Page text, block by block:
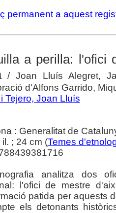
permanent a aquest
a perilla: l'ofici
/ Joan Lluís Alegret,
d'Alfons Garrido,
Tejero, Joan Lluís
: Generalitat de
; 24 cm (Temes
analitza dos
l'ofici de mestre
patida per aquests
els detonants